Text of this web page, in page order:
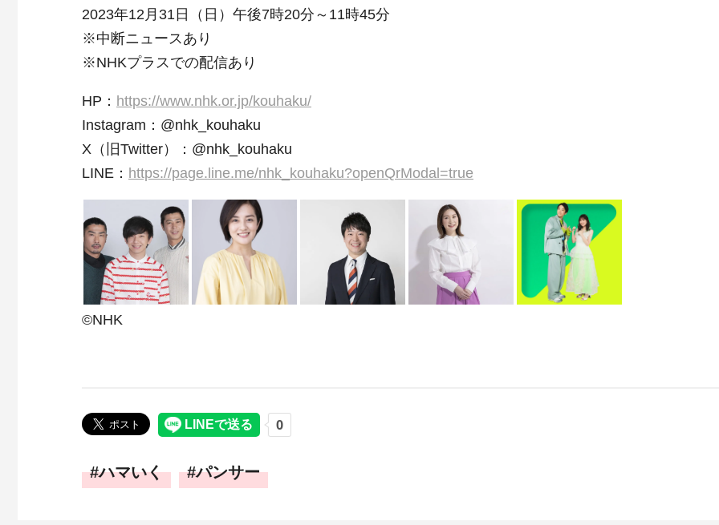
2023年12月 31 日（日）午後7時20分～ 11時45分
※中断ニュースあり
※NHKプラスでの配信あり
HP ： https://www.nhk.or.jp/kouhaku/
Instagram ： @nhk_kouhaku
X （旧Twitter）： @nhk_kouhaku
LINE ： https://page.line.me/nhk_kouhaku?openQrModal=true
©NHK
ハマいく パンサー